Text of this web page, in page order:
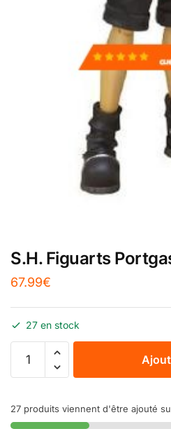
S.H. Figuarts
67.99€
27 en stock
27 produits viennent d'être ajouté